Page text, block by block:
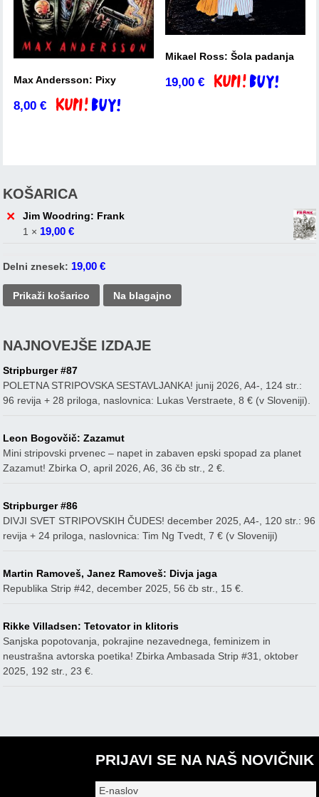
Max Andersson: Pixy
8,00€ Dodaj v košarico
Mikael Ross: Šola padanja
19,00€ Dodaj v košarico
KOŠARICA
×
Jim Woodring: Frank
1 × 19,00€
Delni znesek: 19,00€
Prikaži košarico Na blagajno
NAJNOVEJŠE IZDAJE
Stripburger #87
POLETNA STRIPOVSKA SESTAVLJANKA! junij 2026, A4-, 124 str.:
96 revija + 28 priloga, naslovnica: Lukas Verstraete, 8 € (v Sloveniji).
Leon Bogovčič: Zazamut
Mini stripovski prvenec – napet in zabaven epski spopad za planet
Zazamut! Zbirka O, april 2026, A6, 36 čb str., 2 €.
Stripburger #86
DIVJI SVET STRIPOVSKIH ČUDES! december 2025, A4-, 120 str.: 96
revija + 24 priloga, naslovnica: Tim Ng Tvedt, 7 € (v Sloveniji)
Martin Ramoveš, Janez Ramoveš: Divja jaga
Republika Strip #42, december 2025, 56 čb str., 15 €.
Rikke Villadsen: Tetovator in klitoris
Sanjska popotovanja, pokrajine nezavednega, feminizem in
neustrašna avtorska poetika! Zbirka Ambasada Strip #31, oktober
2025, 192 str., 23 €.
PRIJAVI SE NA NAŠ NOVIČNIK